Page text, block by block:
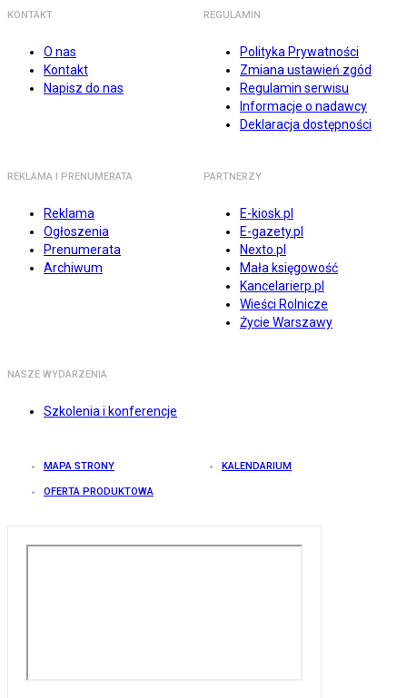
KONTAKT
O nas
Kontakt
Napisz do nas
REGULAMIN
Polityka Prywatności
Zmiana ustawień zgód
Regulamin serwisu
Informacje o nadawcy
Deklaracja dostępności
REKLAMA I PRENUMERATA
Reklama
Ogłoszenia
Prenumerata
Archiwum
PARTNERZY
E-kiosk.pl
E-gazety.pl
Nexto.pl
Mała księgowość
Kancelarierp.pl
Wieści Rolnicze
Życie Warszawy
NASZE WYDARZENIA
Szkolenia i konferencje
MAPA STRONY KALENDARIUM
OFERTA PRODUKTOWA